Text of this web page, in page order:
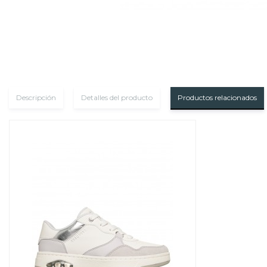
Descripción Detalles del producto Productos relacionados